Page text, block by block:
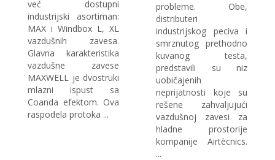
već dostupni
industrijski asortiman:
MAX i Windbox L, XL
vazdušnih zavesa.
Glavna karakteristika
vazdušne zavese
MAXWELL je dvostruki
mlazni ispust sa
Coanda efektom. Ova
raspodela protoka ...
probleme. Obe,
distributeri
industrijskog peciva i
smrznutog prethodno
kuvanog testa,
predstavili su niz
uobičajenih
neprijatnosti koje su
rešene zahvaljujući
vazdušnoj zavesi za
hladne prostorije
kompanije Airtècnics.
...